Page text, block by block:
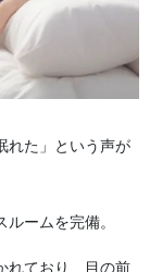
れた」という声が
ームを完備。
れており、目の前